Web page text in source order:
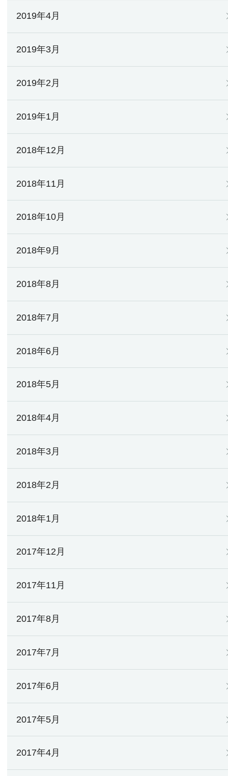
2019年4月
2019年3月
2019年2月
2019年1月
2018年12月
2018年11月
2018年10月
2018年9月
2018年8月
2018年7月
2018年6月
2018年5月
2018年4月
2018年3月
2018年2月
2018年1月
2017年12月
2017年11月
2017年8月
2017年7月
2017年6月
2017年5月
2017年4月